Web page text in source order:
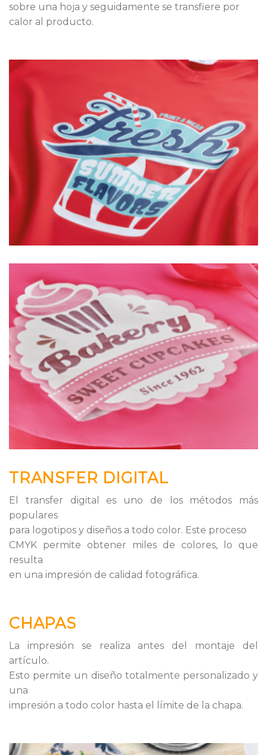
sobre una hoja y seguidamente se transfiere por
calor al producto.
TRANSFER DIGITAL
El transfer digital es uno de los métodos más
populares
para logotipos y diseños a todo color. Este proceso
CMYK permite obtener miles de colores, lo que
resulta
en una impresión de calidad fotográfica.
CHAPAS
La impresión se realiza antes del montaje del
artículo.
Esto permite un diseño totalmente personalizado y
una
impresión a todo color hasta el límite de la chapa.